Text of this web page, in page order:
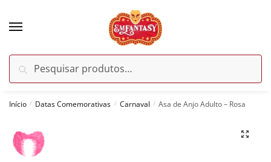
por:
Pesquisar
Início / Datas Comemorativas / Carnaval / Asa de Anjo Adulto – Rosa